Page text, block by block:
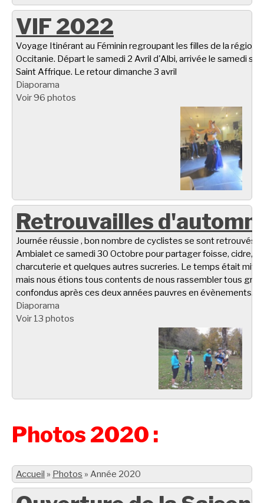
VIF 2022
Voyage Itinérant au Féminin regroupant les filles de la région
Occitanie. Départ le samedi 2 Avril d'Albi, arrivée le samedi
Saint Affrique. Le retour dimanche 3 avril
Diaporama
Voir 96 photos
Retrouvailles
Journée réussie , bon nombre de cyclistes se sont retrouvés à
Ambialet ce samedi 30 Octobre pour partager foisse, cidre,
charcuterie et quelques autres sucreries. Le temps était
mais nous étions tous contents de nous rassembler tous
confondus après ces deux années pauvres en évènements.
Diaporama
Voir 13 photos
Photos 2020 :
Accueil » Photos » Année 2020